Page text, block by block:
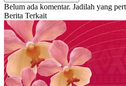
Belum ada komentar. Jadilah yang
Berita Terkait